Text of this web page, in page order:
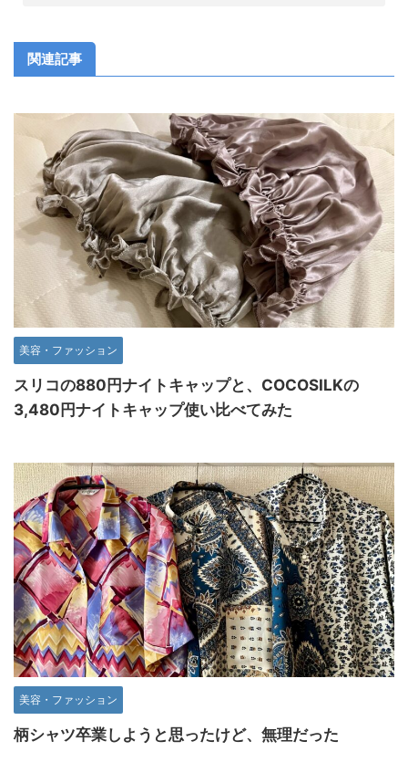
関連記事
美容・ファッション
スリコの880円ナイトキャップと、COCOSILKの
3,480円ナイトキャップ使い比べてみた
美容・ファッション
柄シャツ卒業しようと思ったけど、無理だった